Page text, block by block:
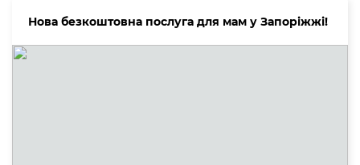
Нова безкоштовна послуга для мам у Запоріжжі!